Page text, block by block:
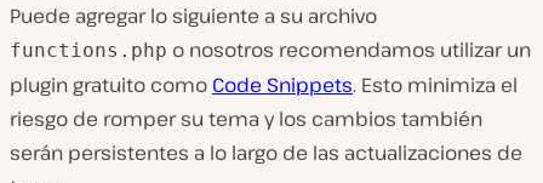
Puede agregar lo siguiente a su archivo
functions.php o nosotros recomendamos utilizar un
plugin gratuito como Code Snippets. Esto minimiza el
riesgo de romper su tema y los cambios también
serán persistentes a lo largo de las actualizaciones de